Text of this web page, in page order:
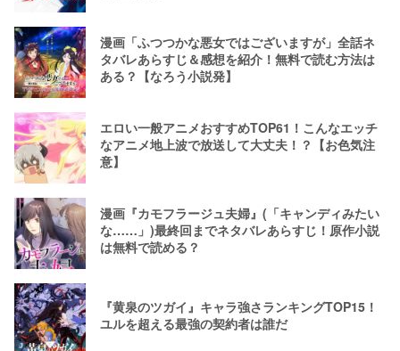
漫画「ふつつかな悪女ではございますが」全話ネ
タバレあらすじ＆感想を紹介！無料で読む方法は
ある？【なろう小説発】
エロい一般アニメおすすめTOP61！こんなエッチ
なアニメ地上波で放送して大丈夫！？【お色気注
意】
漫画『カモフラージュ夫婦』(「キャンディみたい
な……」)最終回までネタバレあらすじ！原作小説
は無料で読める？
『黄泉のツガイ』キャラ強さランキングTOP15！
ユルを超える最強の契約者は誰だ